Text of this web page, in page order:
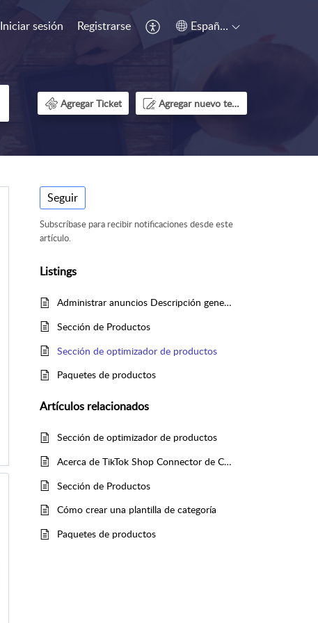
Iniciar sesión Registrarse Español (España)
Agregar Ticket Agregar nuevo tema
Seguir
Subscríbase para recibir notificaciones desde este
artículo.
Listings
Administrar anuncios Descripción general
Sección de Productos
Sección de optimizador de productos
Paquetes de productos
Artículos relacionados
Sección de optimizador de productos
Acerca de TikTok Shop Connector de CedCommerce
Sección de Productos
Cómo crear una plantilla de categoría
Paquetes de productos